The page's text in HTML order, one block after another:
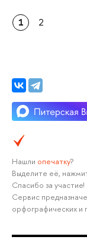
1 2
Нашли опечатку?
Выделите её,
Спасибо за участие!
Сервис
орфографических и